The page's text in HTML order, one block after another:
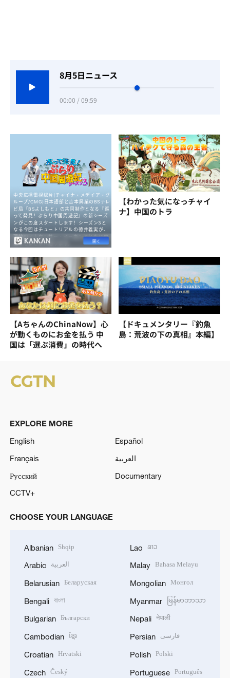
8月5日ニュース
00:00 / 09:59
【わかった気になっチャイ
ナ】中国のトラ
【AちゃんのChinaNow】心
が動くものにお金を払う 中
国は「選ぶ消費」の時代へ
【ドキュメンタリー『釣魚
島：荒波の下の真相』本編】
EXPLORE MORE
English
Español
Français
العربية
Русский
Documentary
CCTV+
CHOOSE YOUR LANGUAGE
Albanian Shqip
Arabic العربية
Belarusian Беларуская
Bengali বাংলা
Bulgarian Български
Cambodian ខ្មែរ
Croatian Hrvatski
Czech Český
Lao ລາວ
Malay Bahasa Melayu
Mongolian Монгол
Myanmar မြန်မာဘာသာ
Nepali नेपाली
Persian فارسی
Polish Polski
Portuguese Português